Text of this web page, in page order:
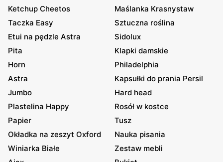
Ketchup Cheetos
Maślanka Krasnystaw
Taczka Easy
Sztuczna roślina
Etui na pędzle Astra
Sidolux
Pita
Klapki damskie
Horn
Philadelphia
Astra
Kapsułki do prania Persil
Jumbo
Hard head
Plastelina Happy
Rosół w kostce
Papier
Tusz
Okładka na zeszyt Oxford
Nauka pisania
Winiarka Białe
Zestaw mebli